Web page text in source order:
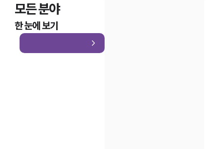
모든 분야
한 눈에 보기